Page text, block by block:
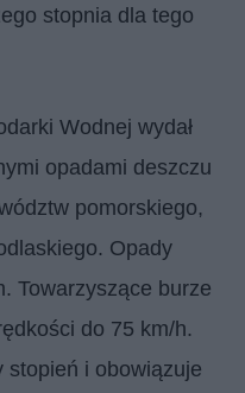
stopnia dla tego
Wodnej wydał
opadami deszczu
pomorskiego,
Opady
Towarzyszące burze
do 75 km/h.
stopień i obowiązuje